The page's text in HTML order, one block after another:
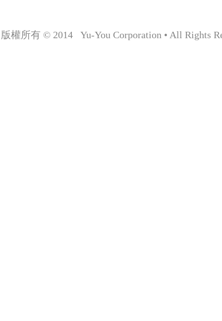
版權所有 © 2014 Yu-You Corporation • All Rights